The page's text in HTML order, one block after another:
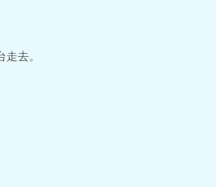
去。